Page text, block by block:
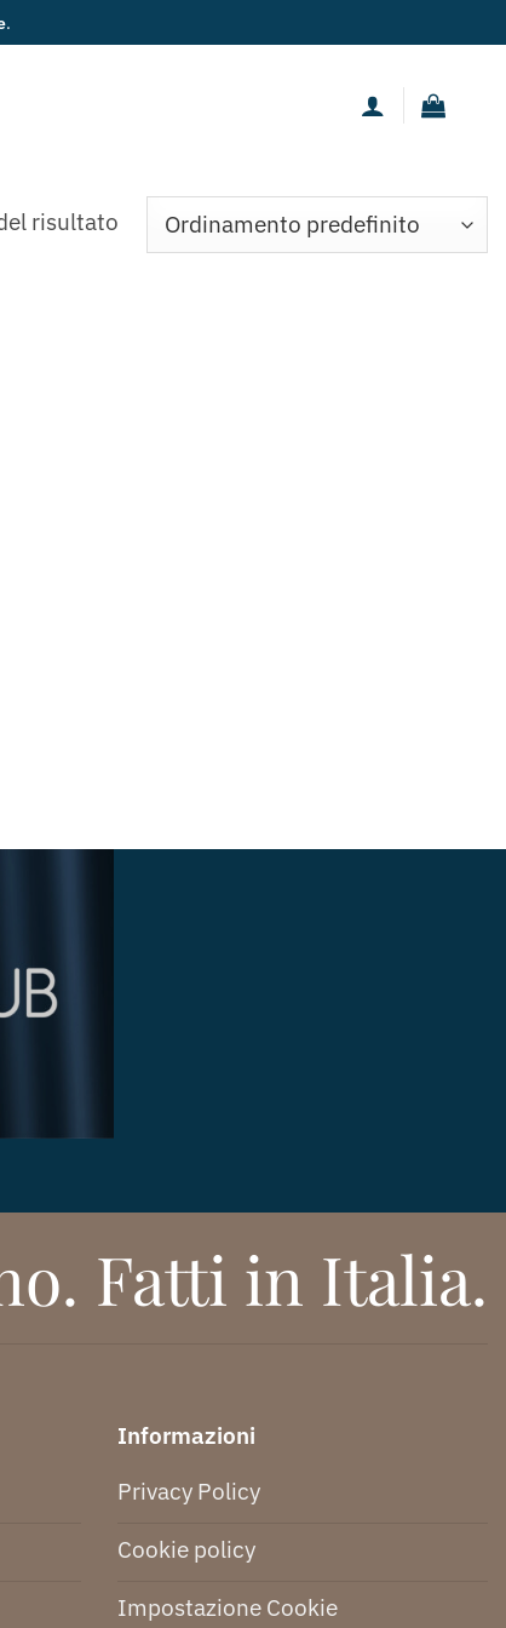
.
risultato
Fatti in Italia.
Informazioni
Privacy Policy
Cookie policy
Impostazione Cookie